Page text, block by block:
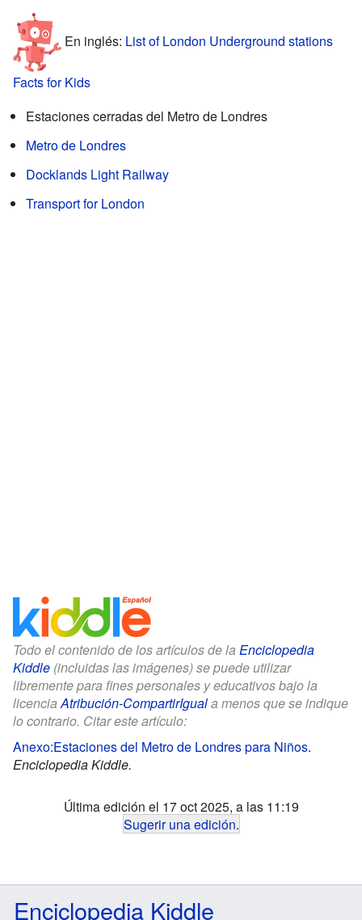
En inglés: List of London Underground stations
Facts for Kids
Estaciones cerradas del Metro de Londres
Metro de Londres
Docklands Light Railway
Transport for London
Todo el contenido de los artículos de la Enciclopedia
Kiddle (incluidas las imágenes) se puede utilizar
libremente para fines personales y educativos bajo la
licenciaAtribución-CompartirIguala menos que se indique
lo contrario. Citar este artículo:
Anexo:Estaciones del Metro de Londres para Niños.
Enciclopedia Kiddle.
Última edición el 17 oct 2025, a las 11:19
Sugerir una edición.
Enciclopedia Kiddle